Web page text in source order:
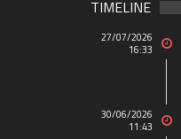
TIMELINE
27/07/2026
16:33
30/06/2026
11:43